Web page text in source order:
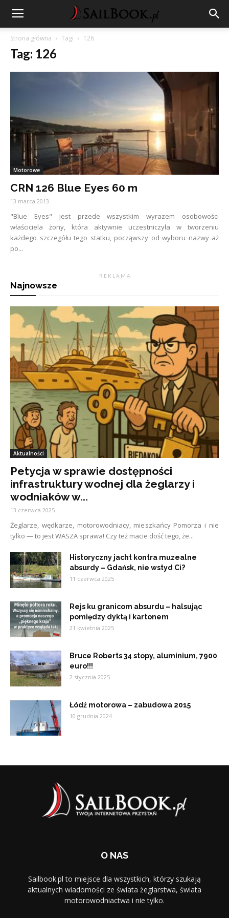
Strona główna Tagi 126
Tag: 126
Motorowe
CRN 126 Blue Eyes 60 m
13 marca 2013
"Blue Eyes" jest przede wszystkim wyrazem osobowości
właściciela żony, która aktywnie uczestniczyła w tworzeniu
każdego szczegółu tego statku, począwszy od wyboru nazwy aż
po...
R E K L A M A
Najnowsze
Aktualności
Petycja w sprawie dostępności
infrastruktury wodnej dla żeglarzy i
wodniaków w...
13 czerwca 2025
Żeglarze, wędkarze, motorowodniacy, mieszkańcy Pomorza i nie
tylko — to jest WASZA sprawa! Czy też macie dość tego, że...
Historyczny jacht kontra muzealne
absurdy – Gdańsk, nie wstyd Ci?
11 czerwca 2025
Rejs ku granicom absurdu – halsując
pomiędzy dyktą i kartonem
21 kwietnia 2025
Bruce Roberts 34 stopy, aluminium, 7900
euro!!!
2 stycznia 2025
Łódź motorowa – zabudowa 2015
10 grudnia 2024
O NAS
Sailbook.pl to miejsce dla wszystkich, którzy szukają
aktualnych wiadomości ze świata żeglarstwa, świata
motorowodniactwa i nie tylko.